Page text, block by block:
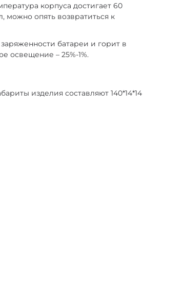
корпуса достигает 60
можно опять возвратиться к
батареи и горит в
освещение – 25%-1%.
изделия составляют 140*14*14